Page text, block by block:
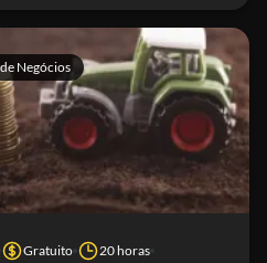
Negócios
Gratuito
20 horas